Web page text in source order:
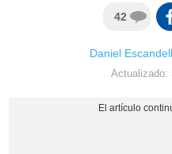
42
Daniel Escandell
Actualizado: